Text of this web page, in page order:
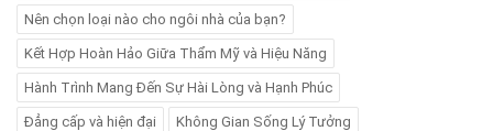
Nên chọn loại nào cho ngôi nhà của bạn?
Kết Hợp Hoàn Hảo Giữa Thẩm Mỹ và Hiệu Năng
Hành Trình Mang Đến Sự Hài Lòng và Hạnh Phúc
Đẳng cấp và hiện đại Không Gian Sống Lý Tưởng